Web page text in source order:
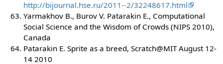
http://bijournal.hse.ru/2011--2/32248617.html
Yarmakhov B., Burov V. Patarakin E., Computational
Social Science and the Wisdom of Crowds (NIPS 2010),
Canada
Patarakin E. Sprite as a breed, Scratch@MIT August 12-
14 2010